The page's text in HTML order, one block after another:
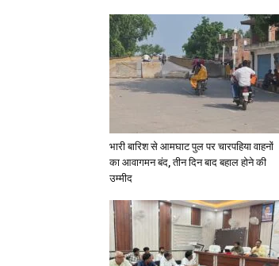
भारी बारिश से आमघाट पुल पर चारपहिया वाहनों
का आवागमन बंद, तीन दिन बाद बहाल होने की
उम्मीद